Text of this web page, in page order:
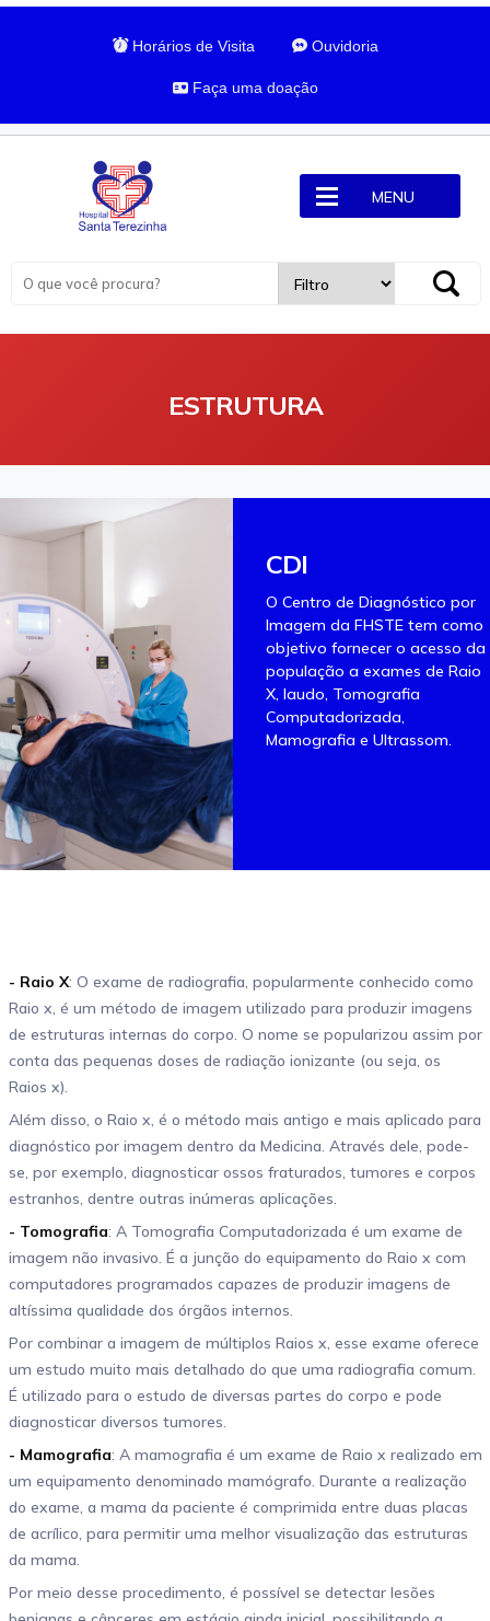
Horários de Visita Ouvidoria
Faça uma doação
MENU
ESTRUTURA
CDI
O Centro de Diagnóstico por
Imagem da FHSTE tem como
objetivo fornecer o acesso da
população a exames de Raio
X, laudo, Tomografia
Computadorizada,
Mamografia e Ultrassom.
- Raio X: O exame de radiografia, popularmente conhecido como
Raio x, é um método de imagem utilizado para produzir imagens
de estruturas internas do corpo. O nome se popularizou assim por
conta das pequenas doses de radiação ionizante (ou seja, os
Raios x).
Além disso, o Raio x, é o método mais antigo e mais aplicado para
diagnóstico por imagem dentro da Medicina. Através dele, pode-
se, por exemplo, diagnosticar ossos fraturados, tumores e corpos
estranhos, dentre outras inúmeras aplicações.
- Tomografia: A Tomografia Computadorizada é um exame de
imagem não invasivo. É a junção do equipamento do Raio x com
computadores programados capazes de produzir imagens de
altíssima qualidade dos órgãos internos.
Por combinar a imagem de múltiplos Raios x, esse exame oferece
um estudo muito mais detalhado do que uma radiografia comum.
É utilizado para o estudo de diversas partes do corpo e pode
diagnosticar diversos tumores.
- Mamografia: A mamografia é um exame de Raio x realizado em
um equipamento denominado mamógrafo. Durante a realização
do exame, a mama da paciente é comprimida entre duas placas
de acrílico, para permitir uma melhor visualização das estruturas
da mama.
Por meio desse procedimento, é possível se detectar lesões